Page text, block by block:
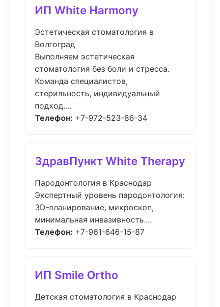
ИП White Harmony
Эстетическая стоматология в
Волгоград
Выполняем эстетическая
стоматология без боли и стресса.
Команда специалистов,
стерильность, индивидуальный
подход....
Телефон: +7-972-523-86-34
ЗдравПункт White Therapy
Пародонтология в Краснодар
Экспертный уровень пародонтология:
3D-планирование, микроскоп,
минимальная инвазивность....
Телефон: +7-961-646-15-87
ИП Smile Ortho
Детская стоматология в Краснодар